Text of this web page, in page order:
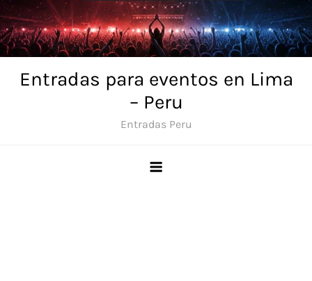
Skip
to
content
Entradas para eventos en Lima
– Peru
Entradas Peru